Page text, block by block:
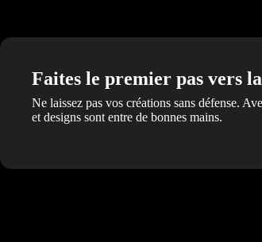
Faites le premier pas vers
Ne laissez pas vos créations sans défense.
et designs sont entre de bonnes mains.